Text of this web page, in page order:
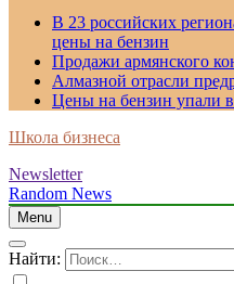
В 23 российских
цены на бензин
Продажи армянского
Алмазной отрасли
Цены на бензин упали
Школа бизнеса
Newsletter
Random News
Menu
Найти: